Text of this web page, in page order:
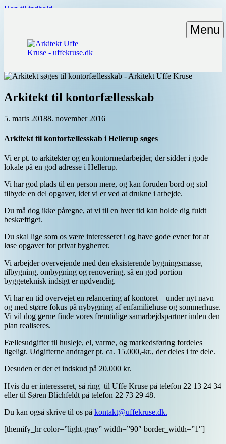
Hop til indhold
Menu
Arkitekt til kontorfællesskab
5. marts 20188. november 2016
Arkitekt til kontorfællesskab i Hellerup søges
Vi er pt. to arkitekter og en kontormedarbejder, der sidder i gode
lokale på en god adresse i Hellerup.
Vi har god plads til en person mere, og kan foruden bord og stol
tilbyde en del opgaver, idet vi er ved at drukne i arbejde.
Du må dog ikke påregne, at vi til en hver tid kan holde dig fuldt
beskæftiget.
Du skal lige som os være interesseret i og have gode evner for at
løse opgaver for privat bygherrer.
Vi arbejder overvejende med den eksisterende bygningsmasse,
tilbygning, ombygning og renovering, så en god portion
byggeteknisk indsigt er nødvendig.
Vi har en tid overvejet en relancering af kontoret – under nyt navn
og med større fokus på nybygning af enfamiliehuse og sommerhuse.
Vi vil dog gerne finde vores fremtidige samarbejdspartner inden den
plan realiseres.
Fællesudgifter til husleje, el, varme, og markedsføring fordeles
ligeligt. Udgifterne andrager pt. ca. 15.000,-kr., der deles i tre dele.
Desuden er der et indskud på 20.000 kr.
Hvis du er interesseret, så ring til Uffe Kruse på telefon 22 13 24 34
eller til Søren Blichfeldt på telefon 22 73 29 48.
Du kan også skrive til os på kontakt@uffekruse.dk.
[themify_hr color=”light-gray” width=”90″ border_width=”1″]